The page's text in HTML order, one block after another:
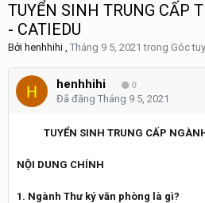
TUYỂN SINH TRUNG CẤP
- CATIEDU
Bởi henhhihi , Tháng 9 5, 2021trong Góc
henhhihi 0
Đã đăng Tháng 9 5, 2021
TUYỂN SINH TRUNG CẤP
NỘI DUNG CHÍNH
1. Ngành Thư ký văn phòng là gì?